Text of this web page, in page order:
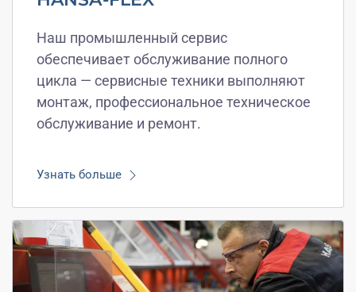
Наш промышленный сервис
обеспечивает обслуживание полного
цикла — сервисные техники выполняют
монтаж, профессиональное техническое
обслуживание и ремонт.
Узнать больше